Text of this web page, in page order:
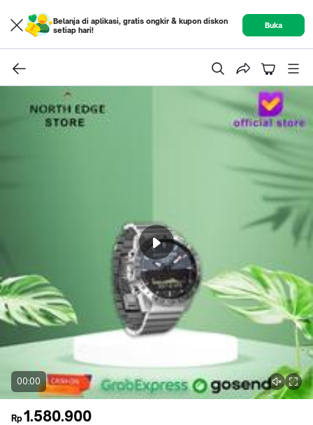
Belanja di aplikasi, gratis ongkir & kupon diskon
setiap hari!
Buka
00:00
Rp1.580.900